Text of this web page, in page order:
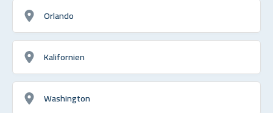
Orlando
Kalifornien
Washington